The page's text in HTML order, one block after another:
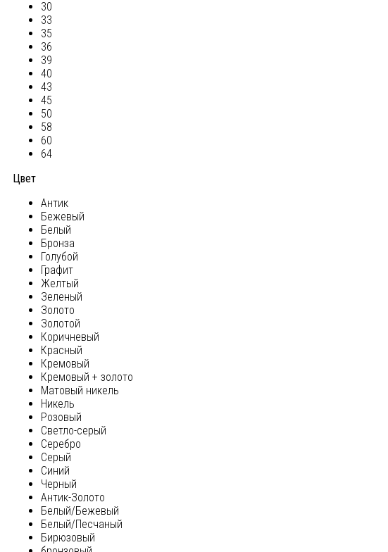
30
33
35
36
39
40
43
45
50
58
60
64
Цвет
Антик
Бежевый
Белый
Бронза
Голубой
Графит
Желтый
Зеленый
Золото
Золотой
Коричневый
Красный
Кремовый
Кремовый + золото
Матовый никель
Никель
Розовый
Светло-серый
Серебро
Серый
Синий
Черный
Антик-Золото
Белый/Бежевый
Белый/Песчаный
Бирюзовый